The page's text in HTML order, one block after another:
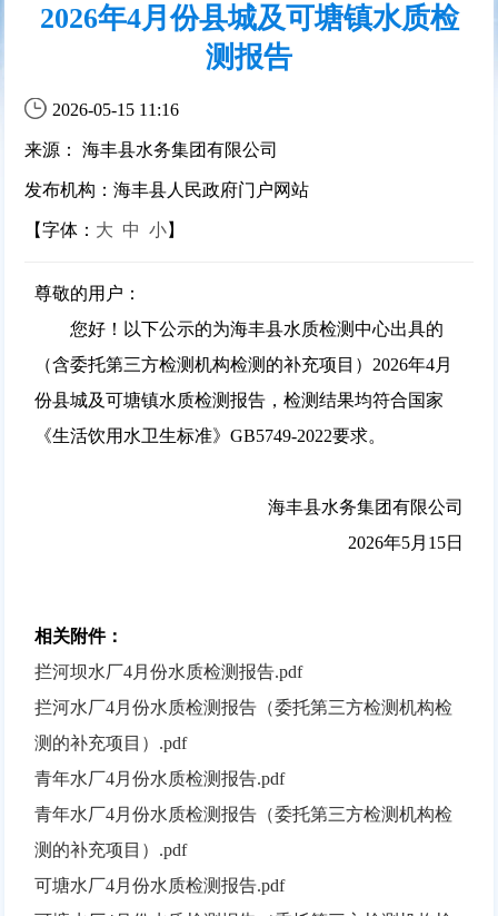
2026年4月份县城及可塘镇水质检
测报告
2026-05-15 11:16
来源： 海丰县水务集团有限公司
发布机构：海丰县人民政府门户网站
【字体： 大 中 小】
尊敬的用户：
您好！以下公示的为海丰县水质检测中心出具的
（含委托第三方检测机构检测的补充项目）2026年4月
份县城及可塘镇水质检测报告，检测结果均符合国家
《生活饮用水卫生标准》GB5749-2022要求。
海丰县水务集团有限公司
2026年5月15日
相关附件：
拦河坝水厂4月份水质检测报告.pdf
拦河水厂4月份水质检测报告（委托第三方检测机构检
测的补充项目）.pdf
青年水厂4月份水质检测报告.pdf
青年水厂4月份水质检测报告（委托第三方检测机构检
测的补充项目）.pdf
可塘水厂4月份水质检测报告.pdf